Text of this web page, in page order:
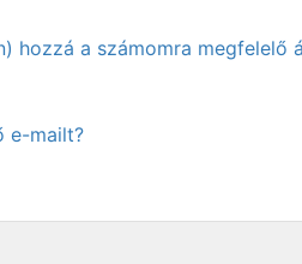
hozzá a számomra megfelelő
e-mailt?